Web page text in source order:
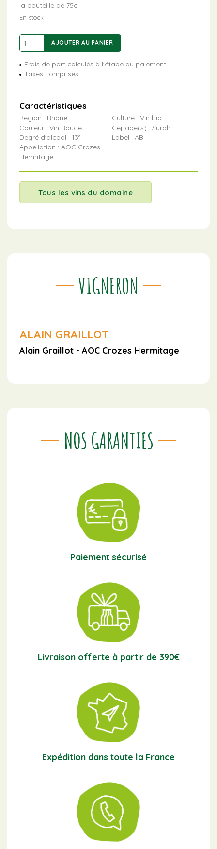
la bouteille de 75cl
En stock
quantité
de
Hermitage
AJOUTER AU PANIER
Frais de port calculés à l'étape du paiement
Taxes comprises
Caractéristiques
Région : Rhône
Couleur : Vin Rouge
Degré d'alcool : 13°
Appellation : AOC Crozes
Hermitage
Culture : Vin bio
Cépage(s) : Syrah
Label : AB
Tous les vins du domaine
VIGNERON
ALAIN GRAILLOT
Alain Graillot - AOC Crozes Hermitage
NOS GARANTIES
Paiement sécurisé
Livraison offerte à partir de 390€
Expédition dans toute la France